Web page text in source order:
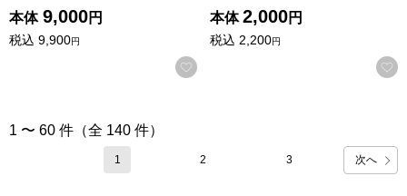
本体 9,000円
税込 9,900円
お気に入りに登録する
本体 2,000円
税込 2,200円
1 〜 60 件（全 140 件）
1 2 3 次へ